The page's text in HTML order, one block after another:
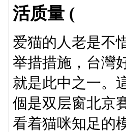
活质量 (
爱猫的人老是不
举措措施，台灣
就是此中之一。
個是双层窗北京
看着猫咪知足的